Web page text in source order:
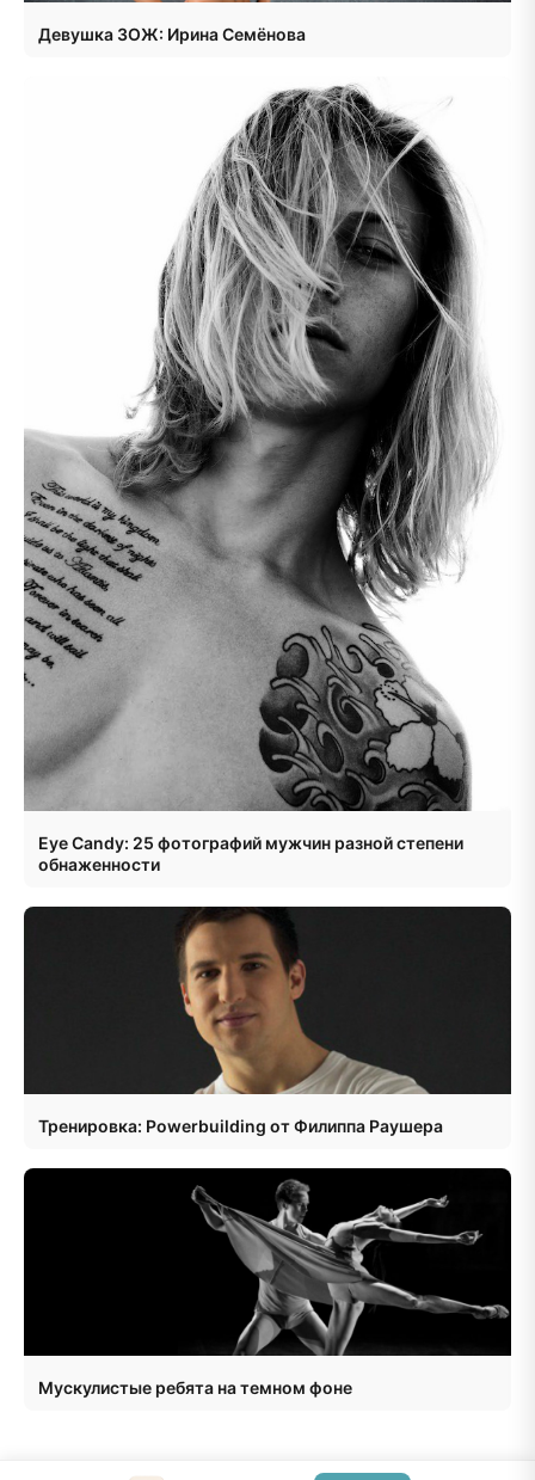
Девушка ЗОЖ: Ирина Семёнова
Eye Candy: 25 фотографий мужчин разной степени
обнаженности
Тренировка: Powerbuilding от Филиппа Раушера
Мускулистые ребята на темном фоне